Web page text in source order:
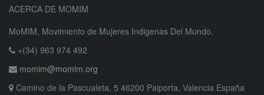
ACERCA DE MOMIM
MoMIM, Movimiento de Mujeres Indigenas Del Mundo.
+(34) 963 974 492
momim@momim.org
Camino de la Pascualeta, 5 46200 Paiporta, Valencia España